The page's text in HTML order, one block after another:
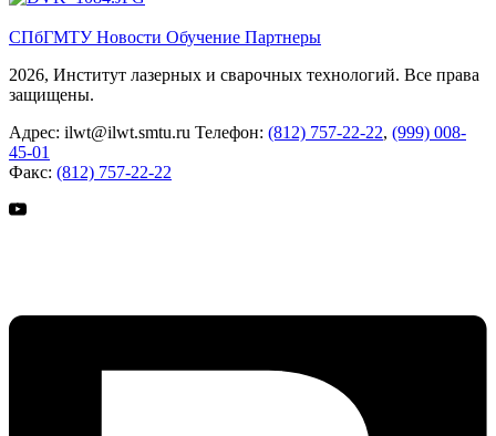
СПбГМТУНовости Обучение Партнеры
2026, Институт лазерных и сварочных технологий. Все права
защищены.
Адрес: ilwt@ilwt.smtu.ru Телефон: (812) 757-22-22, (999) 008-
45-01
Факс: (812) 757-22-22